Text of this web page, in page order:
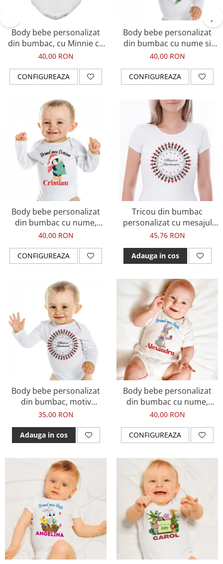
Body bebe personalizat
din bumbac, cu Minnie cu
rochita si nume
40,00 RON
CONFIGUREAZA
Body bebe personalizat
din bumbac cu nume si
Primul meu Craciun
40,00 RON
CONFIGUREAZA
Body bebe personalizat
din bumbac cu nume,
pinguin si Primul meu
40,00 RON
CONFIGUREAZA
Tricou din bumbac
personalizat cu mesajul
Mandra ca sunt Romanca
45,76 RON
Adauga in cos
Body bebe personalizat
din bumbac, motiv
traditional, Mandra
35,00 RON
Adauga in cos
Body bebe personalizat
din bumbac cu nume,
Primul meu Paste, cu
40,00 RON
CONFIGUREAZA